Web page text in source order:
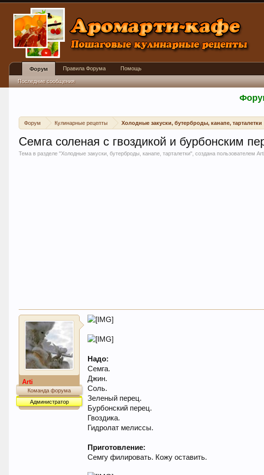
Форум Кулинарные рецепты Холодные закуски, бутерброды, канапе, тарталетки
Семга соленая с гвоздикой и бурбонским
Тема в разделе "Холодные закуски, бутерброды, канапе, тарталетки", создана пользователемArti
Arti
Команда форума
Администратор
Надо:
Семга.
Джин.
Соль.
Зеленый перец.
Бурбонский перец.
Гвоздика.
Гидролат мелиссы.
Приготовление:
Семгу филировать. Кожу оставить.
Форум
Последние сообщения
Правила Форума Помощь